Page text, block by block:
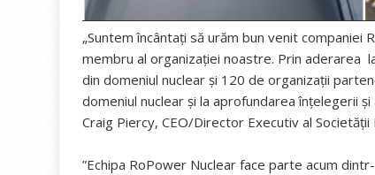
„Suntem încântați să urăm bun venit companiei
membru al organizației noastre. Prin aderarea
din domeniul nuclear și 120 de organizații
domeniul nuclear și la aprofundarea înțelegerii
Craig Piercy, CEO/Director Executiv al Societății
”Echipa RoPower Nuclear face parte acum